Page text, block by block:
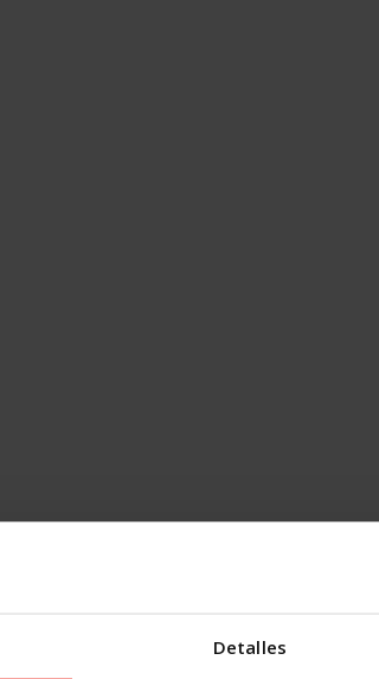
Detalles